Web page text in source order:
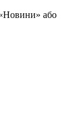
або